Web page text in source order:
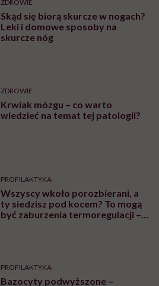
ZDROWIE
Skąd się biorą skurcze w nogach?
Leki i domowe sposoby na
skurcze nóg
ZDROWIE
Krwiak mózgu – co warto
wiedzieć na temat tej patologii?
PROFILAKTYKA
Wszyscy wkoło porozbierani, a
ty siedzisz pod kocem? To mogą
być zaburzenia termoregulacji –
PROFILAKTYKA
Bazocyty podwyższone –